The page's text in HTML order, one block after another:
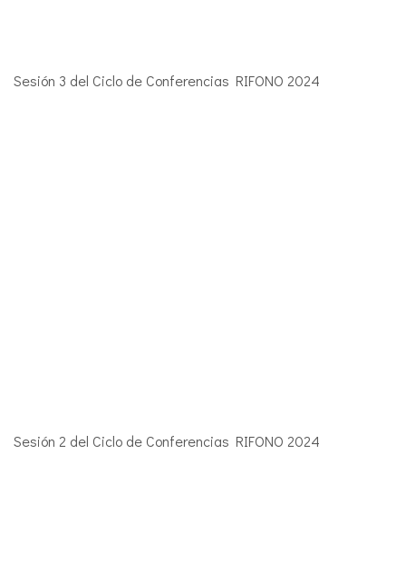
Sesión 3 del Ciclo de Conferencias RIFONO 2024
Sesión 2 del Ciclo de Conferencias RIFONO 2024